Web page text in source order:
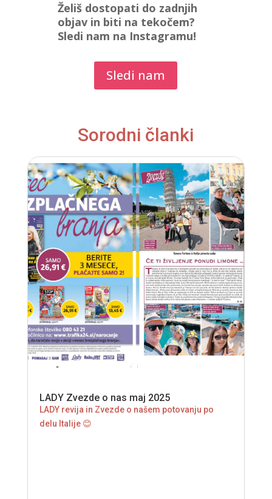
Želiš dostopati do zadnjih
objav in biti na tekočem?
Sledi nam na Instagramu!
Sledi nam
Sorodni članki
LADY Zvezde o nas maj 2025
LADY revija in Zvezde o našem potovanju po
delu Italije 😊